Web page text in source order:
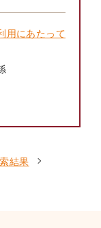
用にあたって
結果